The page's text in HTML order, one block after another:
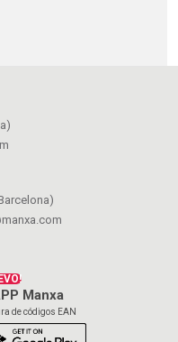
Manxa
de códigos EAN